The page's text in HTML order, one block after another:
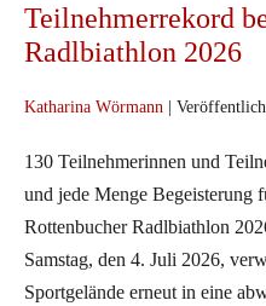
Rottenbucher
Radlbiathlon
Teilnehmerrekord
Radlbiathlon 2026
Katharina Wörmann
130 Teilnehmerinnen und
und jede Menge Begeisterung
Rottenbucher Radlbiathlon
Samstag, den 4. Juli 2026,
Sportgelände erneut in eine